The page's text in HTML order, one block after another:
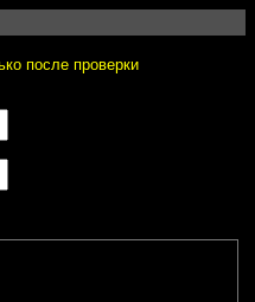
после проверки